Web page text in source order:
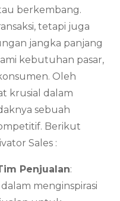
berkembang.
tetapi juga
jangka panjang
kebutuhan pasar,
Oleh
krusial dalam
sebuah
Berikut
Sales :
Penjualan:
menginspirasi